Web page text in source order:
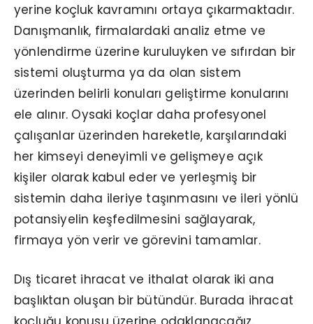
yerine koçluk kavramını ortaya çıkarmaktadır.
Danışmanlık, firmalardaki analiz etme ve
yönlendirme üzerine kuruluyken ve sıfırdan bir
sistemi oluşturma ya da olan sistem
üzerinden belirli konuları geliştirme konularını
ele alınır. Oysaki koçlar daha profesyonel
çalışanlar üzerinden hareketle, karşılarındaki
her kimseyi deneyimli ve gelişmeye açık
kişiler olarak kabul eder ve yerleşmiş bir
sistemin daha ileriye taşınmasını ve ileri yönlü
potansiyelin keşfedilmesini sağlayarak,
firmaya yön verir ve görevini tamamlar.
Dış ticaret ihracat ve ithalat olarak iki ana
başlıktan oluşan bir bütündür. Burada ihracat